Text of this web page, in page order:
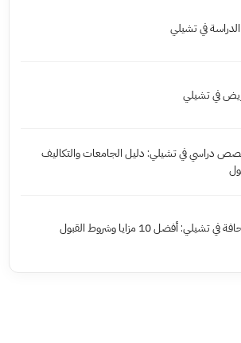
الدراسة في تشيلي
في تشيلي
15 تخصص دراسي في تشيلي: دليل الجامعات والتكاليف
أفضل 10 مزايا وشروط القبول